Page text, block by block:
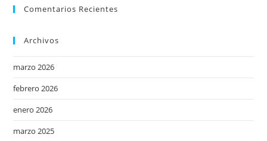
Comentarios Recientes
Archivos
marzo 2026
febrero 2026
enero 2026
marzo 2025